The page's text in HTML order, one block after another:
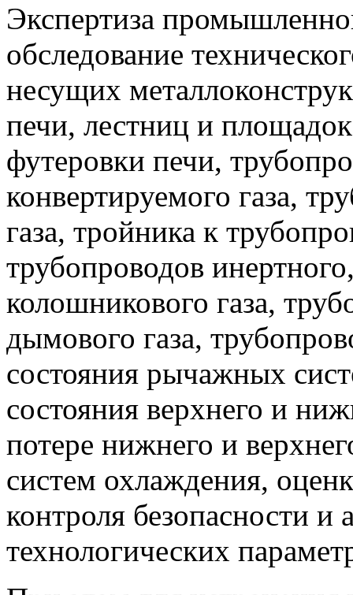
Экспертиза
обследование
несущих
печи, лестниц и
футеровки печи,
конвертируемого газа,
газа, тройника к
трубопроводов
колошникового газа,
дымового газа,
состояния рычажных
состояния верхнего и
потере нижнего и
систем охлаждения,
контроля безопасности и
технологических